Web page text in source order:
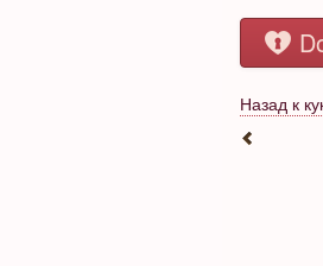
Назад к